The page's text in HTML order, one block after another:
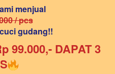
menjual
/ pcs
gudang!!
99.000,- DAPAT 3